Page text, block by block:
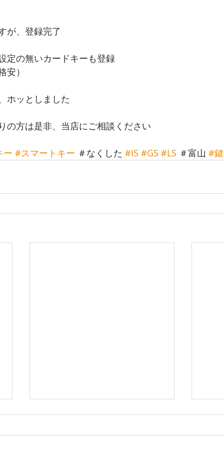
が、登録完了
定の無いカードキーも登録
安）
ホッとしました
の方は是非、当店にご相談ください
ー #スマートキー ＃なくした #IS #GS #LS ＃富山 #